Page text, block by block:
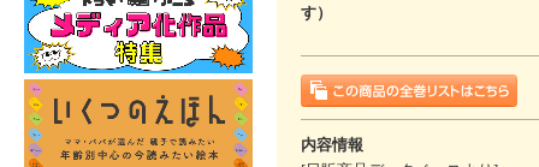
す）
内容情報